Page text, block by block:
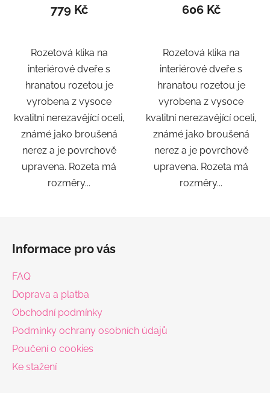
779 Kč
Rozetová klika na
interiérové ​​dveře s
hranatou rozetou je
vyrobena z vysoce
kvalitní nerezavějící oceli,
známé jako broušená
nerez a je povrchově
upravena. Rozeta má
rozměry...
606 Kč
Rozetová klika na
interiérové ​​dveře s
hranatou rozetou je
vyrobena z vysoce
kvalitní nerezavějící oceli,
známé jako broušená
nerez a je povrchově
upravena. Rozeta má
rozměry...
Informace pro vás
FAQ
Doprava a platba
Obchodní podmínky
Podmínky ochrany osobních údajů
Poučení o cookies
Ke stažení